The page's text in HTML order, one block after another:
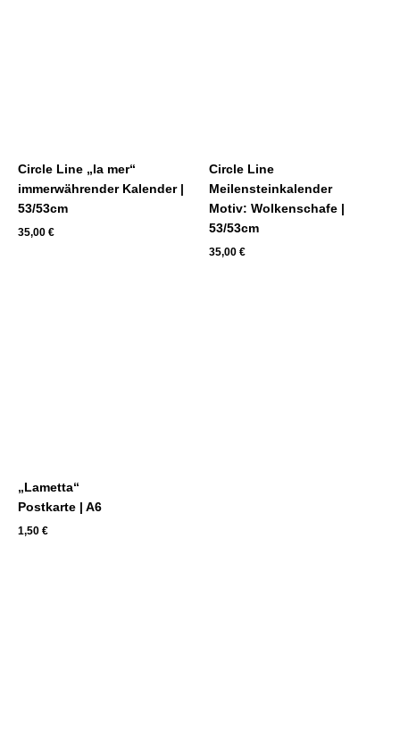
Circle Line „la mer“
immerwährender Kalender |
53/53cm
35,00 €
Circle Line
Meilensteinkalender
Motiv: Wolkenschafe |
53/53cm
35,00 €
„Lametta“
Postkarte | A6
1,50 €